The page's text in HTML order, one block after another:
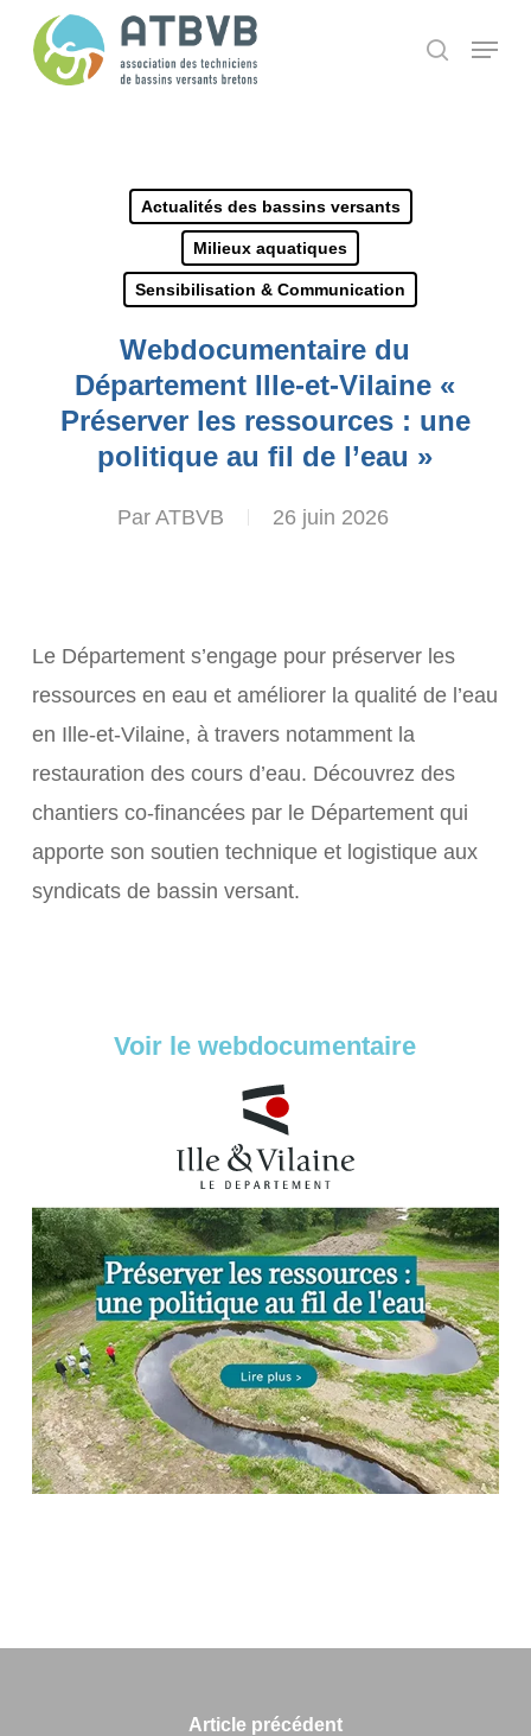
search
Menu
Actualités des bassins versants
Milieux aquatiques
Sensibilisation & Communication
Webdocumentaire du
Département Ille-et-Vilaine «
Préserver les ressources : une
politique au fil de l’eau »
Par ATBVB 26 juin 2026
Le Département s’engage pour préserver les
ressources en eau et améliorer la qualité de l’eau
en Ille-et-Vilaine, à travers notamment la
restauration des cours d’eau. Découvrez des
chantiers co-financées par le Département qui
apporte son soutien technique et logistique aux
syndicats de bassin versant.
Voir le webdocumentaire
Article précédent
Panneau de gestion des cookies